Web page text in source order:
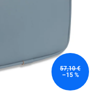
57,10 €
–15 %